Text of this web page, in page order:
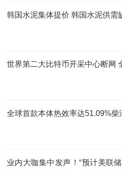
韩国水泥集体提价 韩国水泥供需
世界第二大比特币开采中心断网
全球首款本体热效率达51.09%柴
业内大咖集中发声！“预计美联